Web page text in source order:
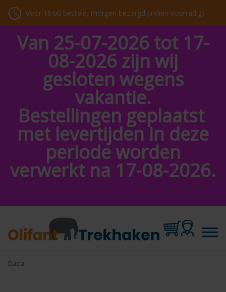
Voor 16:00 besteld, morgen bezorgd (indien voorradig)
Van 25-07-2026 tot 17-
08-2026 zijn wij
gesloten wegens
vakantie.
Bestellingen geplaatst
met levertijden in deze
periode worden
verwerkt na 17-08-2026.
Dacia